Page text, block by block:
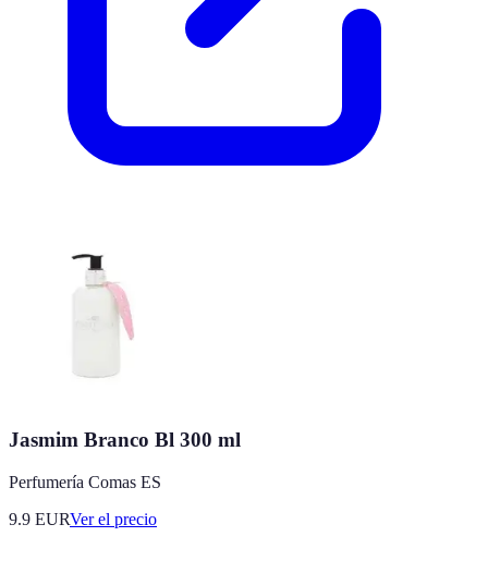
Jasmim Branco Bl 300 ml
Perfumería Comas ES
9.9 EURVer el precio